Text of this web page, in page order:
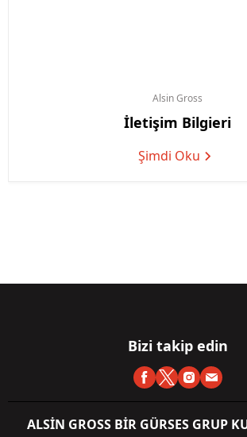
Alsin Gross
İletişim Bilgieri
Şimdi Oku
Bizi takip edin
ALSİN GROSS BİR GÜRSES GRUP